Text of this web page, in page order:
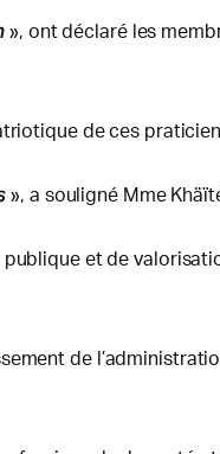
», ont déclaré les
de ces
», a souligné Mme
et de
de